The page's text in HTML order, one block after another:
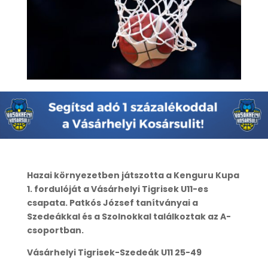
Hazai környezetben játszotta a Kenguru Kupa
1. fordulóját a Vásárhelyi Tigrisek U11-es
csapata. Patkós József tanítványai a
Szedeákkal és a Szolnokkal találkoztak az A-
csoportban.
Vásárhelyi Tigrisek-Szedeák U11 25-49